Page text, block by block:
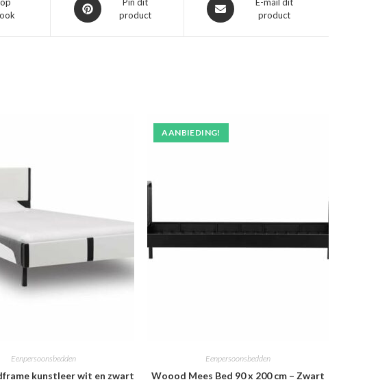
in
product
in
product
Eenpersoonsbedden
kunstleer wit en zwart
AANBIEDING!
Eenpersoonsbedden
Woood Mees Bed 90 x 200 cm – Zwart